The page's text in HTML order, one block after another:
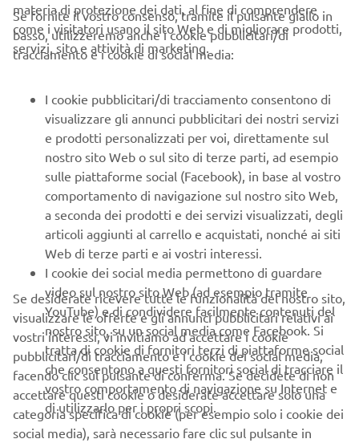
Pneumatico anteriore 120/70-15
Pneumatico posteriore 140/70-14
DIMENSIONI
2.185 mm
Larghezza 775 mm
Altezza
1.415 mm (1.465mm con
parabrezza regolabile)
Altezza sella 795 mm
Interasse 1.540 mm
Altezza da terra 135 mm
Peso in ordine di marcia 179 kg
materia di protezione dei dati, al fine di comprendere
come i visitatori usano il sito Web e di migliorare prodotti,
servizi, sito e attività di marketing.
Se fornite il vostro consenso, tramite il pulsante giallo in
basso, utilizzeremo anche i cookie pubblicitari/di
tracciamento e i cookie di social media:
I cookie pubblicitari/di tracciamento consentono di
visualizzare gli annunci pubblicitari dei nostri servizi
e prodotti personalizzati per voi, direttamente sul
nostro sito Web o sul sito di terze parti, ad esempio
sulle piattaforme social (Facebook), in base al vostro
comportamento di navigazione sul nostro sito Web,
a seconda dei prodotti e dei servizi visualizzati, degli
articoli aggiunti al carrello e acquistati, nonché ai siti
Web di terze parti e ai vostri interessi.
I cookie dei social media permettono di guardare
video sul nostro sito Web (ad esempio tramite
YouTube) e di condividere facilmente contenuti del
nostro sito, su un social media come Facebook. Si
tratta di cookie di fornitori terzi di piattaforme social
che consentono a questi fornitori social di tracciare il
vostro comportamento di navigazione su Internet e
di utilizzarlo per i propri scopi.
Se desiderate ricevere tutte le funzionalità del nostro sito,
visualizzare le offerte e gli annunci pubblicitari relativi ai
vostri interessi, vi invitiamo ad accettare i cookie
pubblicitari/di tracciamento e i cookie dei social media,
facendo clic sul pulsante di conferma. Se decidete di non
accettare questi cookie o desiderate accettare solo una
categoria specifica di cookie (per esempio solo i cookie dei
social media), sarà necessario fare clic sul pulsante in